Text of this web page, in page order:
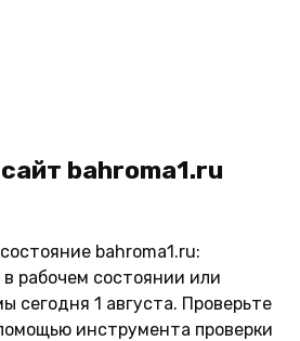
bahroma1.ru
bahroma1.ru:
рабочем состоянии или
сегодня 1 августа. Проверьте
инструмента проверки